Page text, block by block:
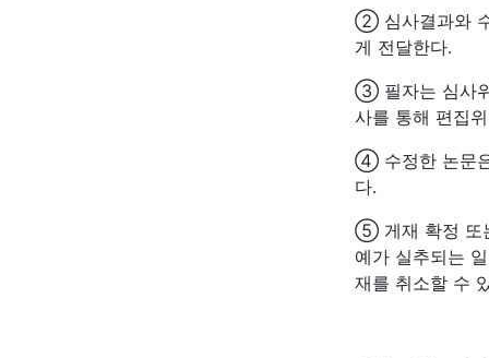
② 심사결과와
게 전달한다.
③ 필자는 심사
사를 통해 편집
④ 수정한 논문
다.
⑤ 게재 확정 또
예가 실추되는
재를 취소할 수